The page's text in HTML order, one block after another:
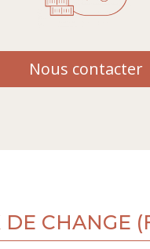
Nous contacter
DE CHANGE